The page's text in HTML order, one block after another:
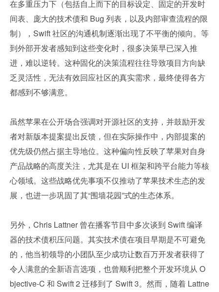
在多重压力下（包括自上而下的目标设定、固定的开发时
间表、庞大的技术债和 Bug 列表，以及内部审查流程的限
制），Swift 社区的沟通机制逐渐出现了不平衡的倾向。等
到外部开发者感知到这些变化时，很多决策早已深入推
进，难以逆转。这种固化的决策流程往往导致项目方向缺
乏灵活性，无法有效回应社区的真实需求，最终使得各方
都感到不够满意。
虽然苹果在公开场合强调对开源社区的支持，并鼓励开发
者对新版本提案提出反馈，但在实际操作中，内部提案的
优先级仍然占据主导地位。这种偏向性反映了苹果对自身
产品战略的高度关注，尤其是在 UI 框架和跨平台能力等核
心领域。这些战略优先事项不仅推动了苹果技术生态的发
展，也进一步巩固了其“围墙花园”式的生态体系。
另外，Chris Lattner 曾在播客节目中多次谈到 Swift 编译
器的技术债积压问题。其实技术债在项目早期是不可避免
的，他当初领导的小团队至少成功让数百万开发者获得了
令人满意的全新语言选项，也曾顺利把整个开发环境从 O
bjective-C 和 Swift 2 迁移到了 Swift 3。然而，随着 Lattne